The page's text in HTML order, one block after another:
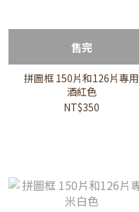
售完
拼圖框 150片和126片專用
酒紅色
NT$350